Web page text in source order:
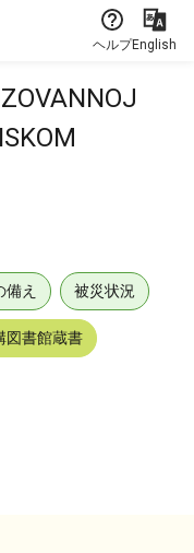
ヘルプEnglish
備え 被災状況
図書館蔵書